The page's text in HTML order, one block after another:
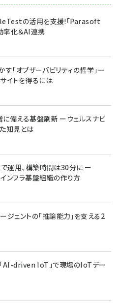
の活用を支援!「Parasoft
率化＆AI連携
「オブザーバビリティの哲学」ー
イトを得るには
に備える基盤刷新 ーウェルスナビ
知見とは
運用、構築時間は30分に ー
ンフラ基盤組織の作り方
ェントの「推論能力」を支える2
AI-driven IoT」で現場のIoTデー